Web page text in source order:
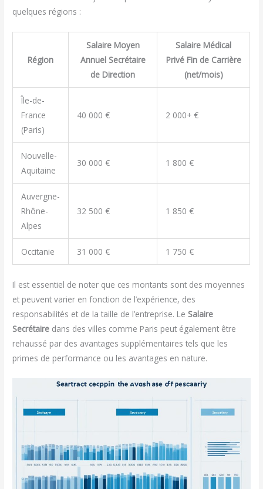
quelques régions :
Région
Salaire Moyen
Annuel Secrétaire
de Direction
Salaire Médical
Privé Fin de Carrière
(net/mois)
Île-de-
France
(Paris)
40 000 € 2 000+ €
Nouvelle-
Aquitaine
30 000 € 1 800 €
Auvergne-
Rhône-
Alpes
32 500 € 1 850 €
Occitanie 31 000 € 1 750 €
Il est essentiel de noter que ces montants sont des moyennes
et peuvent varier en fonction de l’expérience, des
responsabilités et de la taille de l’entreprise. Le Salaire
Secrétaire dans des villes comme Paris peut également être
rehaussé par des avantages supplémentaires tels que les
primes de performance ou les avantages en nature.